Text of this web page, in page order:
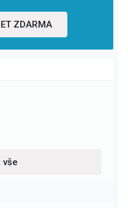
ZDARMA
vše